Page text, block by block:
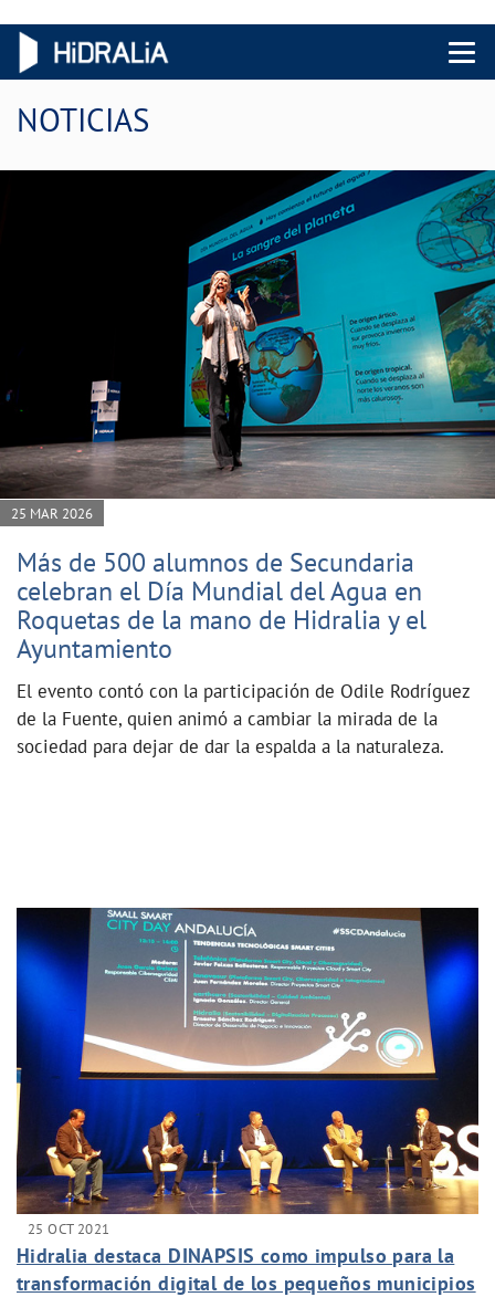
Menu
NOTICIAS
25 MAR 2026
Más de 500 alumnos de Secundaria
celebran el Día Mundial del Agua en
Roquetas de la mano de Hidralia y el
Ayuntamiento
El evento contó con la participación de Odile Rodríguez
de la Fuente, quien animó a cambiar la mirada de la
sociedad para dejar de dar la espalda a la naturaleza.
25 OCT 2021
Hidralia destaca DINAPSIS como impulso para la
transformación digital de los pequeños municipios